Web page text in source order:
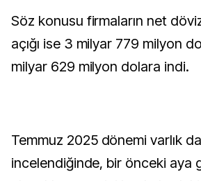
Söz konusu firmaların net
açığı ise 3 milyar 779 milyon
milyar 629 milyon dolara indi.
Temmuz 2025 dönemi varlık
incelendiğinde, bir önceki aya